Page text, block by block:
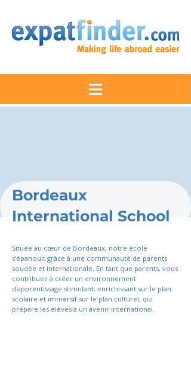
Bordeaux
International School
Située au cœur de Bordeaux, notre école
s'épanouit grâce à une communauté de parents
soudée et internationale. En tant que parents, vous
contribuez à créer un environnement
d'apprentissage stimulant, enrichissant sur le plan
scolaire et immersif sur le plan culturel, qui
prépare les élèves à un avenir international.